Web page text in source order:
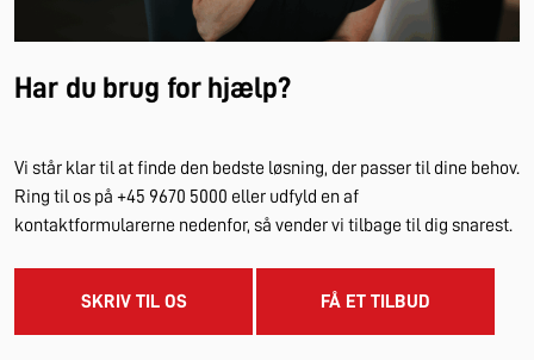
Har du brug for hjælp?
Vi står klar til at finde den bedste løsning, der passer til dine behov.
Ring til os på +45 9670 5000 eller udfyld en af
kontaktformularerne nedenfor, så vender vi tilbage til dig snarest.
SKRIV TIL OS FÅ ET TILBUD